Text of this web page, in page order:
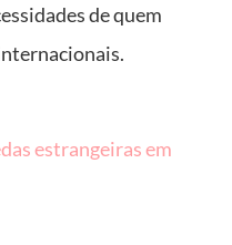
de quem
estrangeiras em